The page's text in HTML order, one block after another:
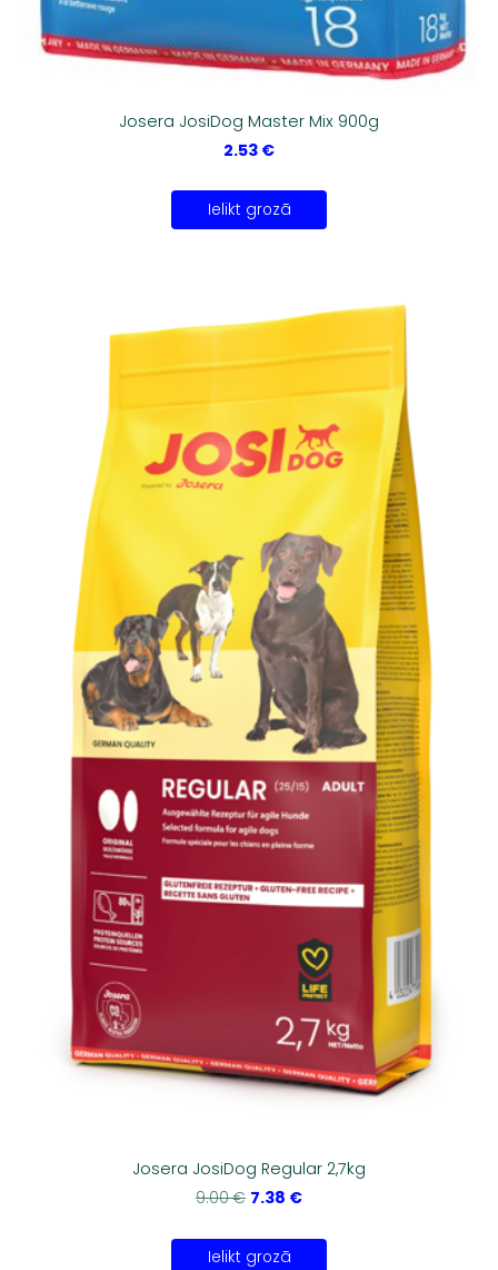
Josera JosiDog Master Mix 900g
2.53 €
Ielikt grozā
Josera JosiDog Regular 2,7kg
9.00 € 7.38 €
Ielikt grozā